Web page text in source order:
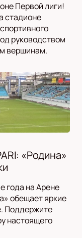
Первой лиги!
стадионе
руководством
вершинам.
«Родина»
года на Арене
обещает яркие
Поддержите
настоящего